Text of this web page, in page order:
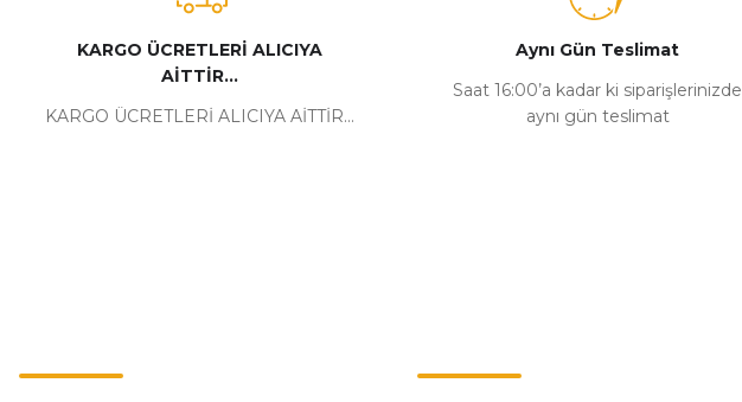
KARGO ÜCRETLERİ ALICIYA
AİTTİR...
KARGO ÜCRETLERİ ALICIYA AİTTİR...
Aynı Gün Teslimat
Saat 16:00’a kadar ki siparişlerinizde
aynı gün teslimat